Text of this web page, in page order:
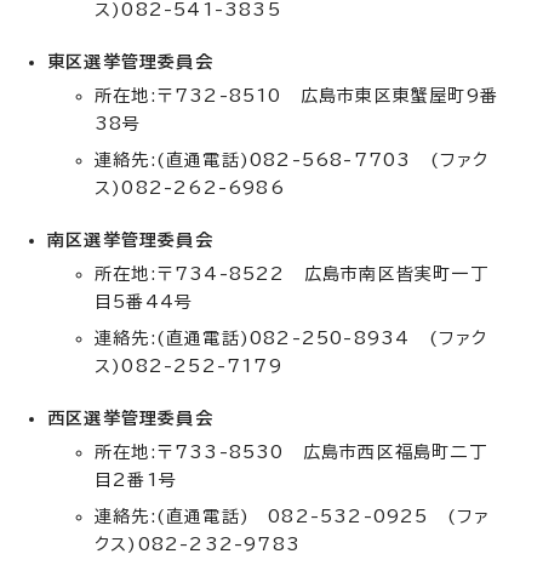
ス)082-541-3835
東区選挙管理委員会
所在地:〒732-8510 広島市東区東蟹屋町9番
38号
連絡先:(直通電話)082-568-7703 (ファク
ス)082-262-6986
南区選挙管理委員会
所在地:〒734-8522 広島市南区皆実町一丁
目5番44号
連絡先:(直通電話)082-250-8934 (ファク
ス)082-252-7179
西区選挙管理委員会
所在地:〒733-8530 広島市西区福島町二丁
目2番1号
連絡先:(直通電話) 082-532-0925 (ファ
クス)082-232-9783